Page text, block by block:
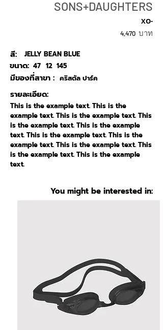
SONS+DAUGHTERS
XO-
4,470 บาท
สี:
JELLY BEAN BLUE
47
ขนาด: 12 145
คริสตัล ปาร์ค
มีของที่สาขา :
รายละเอียด:
This is the example text. This is the
example text. This is the example text. This
is the example text. This is the example
text. This is the example text. This is the
example text. This is the example text. This
is the example text. This is the example
text.
You might be interested in: